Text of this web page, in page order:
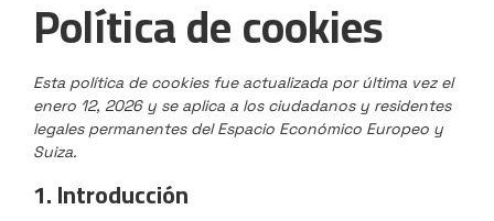
Política de cookies
Esta política de cookies fue actualizada por última vez el
enero 12, 2026 y se aplica a los ciudadanos y residentes
legales permanentes del Espacio Económico Europeo y
Suiza.
1. Introducción